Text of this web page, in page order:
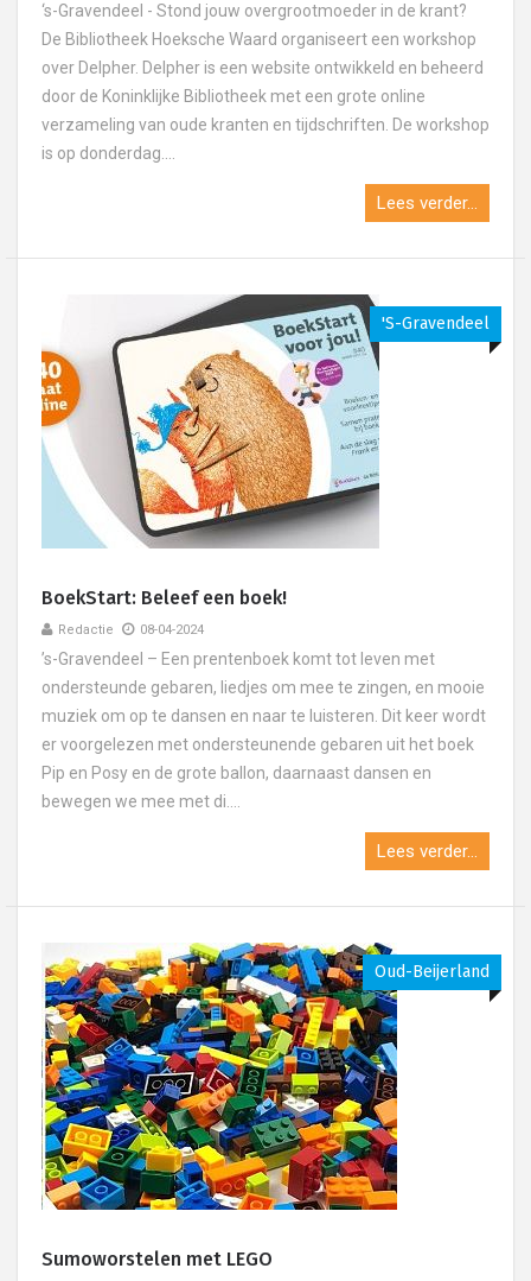
‘s-Gravendeel - Stond jouw overgrootmoeder in de krant?
De Bibliotheek Hoeksche Waard organiseert een workshop
over Delpher. Delpher is een website ontwikkeld en beheerd
door de Koninklijke Bibliotheek met een grote online
verzameling van oude kranten en tijdschriften. De workshop
is op donderdag....
Lees verder...
's-Gravendeel
BoekStart: Beleef een boek!
Redactie 08-04-2024
’s-Gravendeel – Een prentenboek komt tot leven met
ondersteunde gebaren, liedjes om mee te zingen, en mooie
muziek om op te dansen en naar te luisteren. Dit keer wordt
er voorgelezen met ondersteunende gebaren uit het boek
Pip en Posy en de grote ballon, daarnaast dansen en
bewegen we mee met di....
Lees verder...
Oud-Beijerland
Sumoworstelen met LEGO